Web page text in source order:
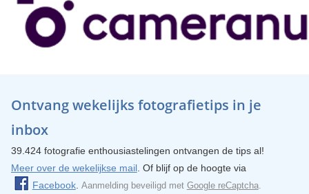
Ontvang wekelijks fotografietips in je
inbox
39.424 fotografie enthousiastelingen ontvangen de tips al!
Meer over de wekelijkse mail. Of blijf op de hoogte via
Facebook. Aanmelding beveiligd met Google reCaptcha.